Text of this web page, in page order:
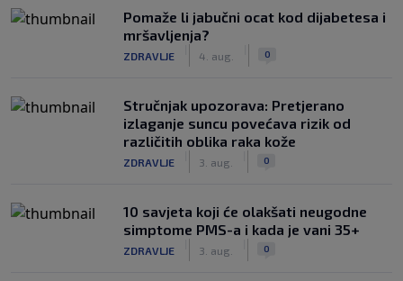
Pomaže li jabučni ocat kod dijabetesa i
mršavljenja?
ZDRAVLJE 4. aug. 0
Stručnjak upozorava: Pretjerano
izlaganje suncu povećava rizik od
različitih oblika raka kože
ZDRAVLJE 3. aug. 0
10 savjeta koji će olakšati neugodne
simptome PMS-a i kada je vani 35+
ZDRAVLJE 3. aug. 0